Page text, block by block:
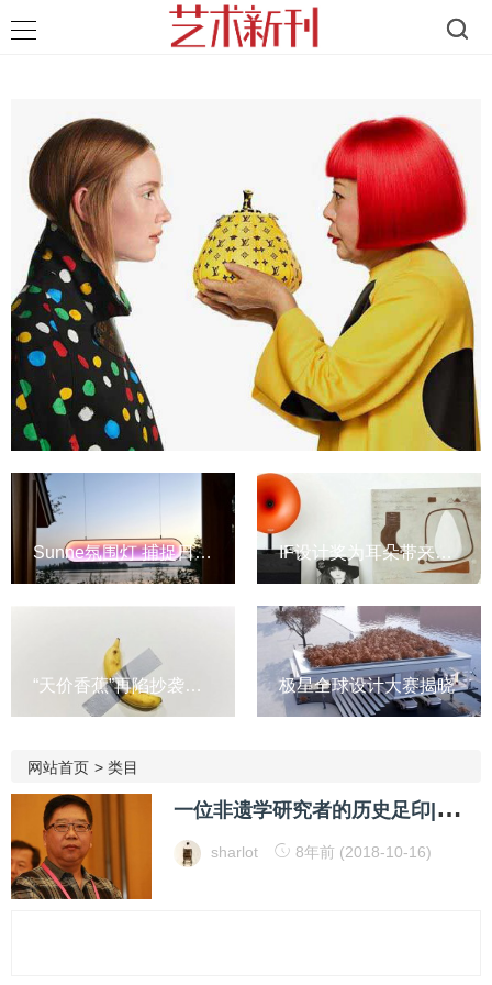
Sunne氛围灯 捕捉日落色调
“天价香蕉”再陷抄袭风波
IF设计奖为耳朵带来盛宴
极星全球设计大赛揭晓
网站首页 > 类目
一
位非遗学研究者的历史足印|苑利专访(一)
sharlot 8年前 (2018-10-16)